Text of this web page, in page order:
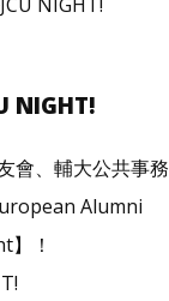
NIGHT!
會、輔大公共事務
Alumni
！